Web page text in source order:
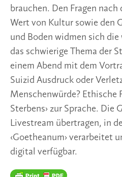
brauchen. Den Fragen
Wert von Kultur sowie den
und Boden widmen sich
das schwierige Thema der
einem Abend mit dem
Suizid Ausdruck oder
Menschenwürde? Ethische
Sterbens› zur Sprache. Die
Livestream übertragen, in
‹Goetheanum› verarbeitet
digital verfügbar.